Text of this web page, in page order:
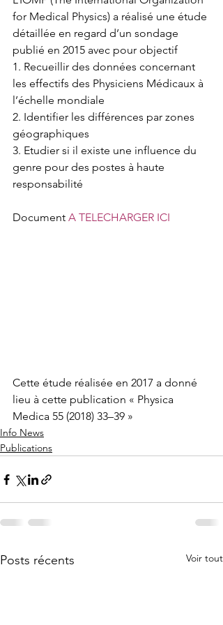
for Medical Physics) a réalisé une étude
détaillée en regard d’un sondage
publié en 2015 avec pour objectif
1. Recueillir des données concernant
les effectifs des Physiciens Médicaux à
l’échelle mondiale
2. Identifier les différences par zones
géographiques
3. Etudier si il existe une influence du
genre pour des postes à haute
responsabilité
Document A TELECHARGER ICI
Cette étude réalisée en 2017 a donné
lieu à cette publication « Physica
Medica 55 (2018) 33–39 »
Info News
Publications
Posts récents Voir tout